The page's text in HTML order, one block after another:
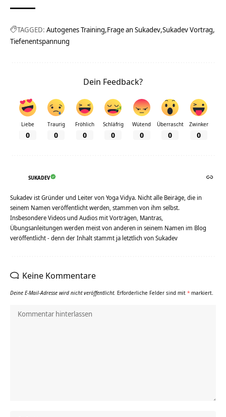
TAGGED: Autogenes Training Frage an Sukadev Sukadev Vortrag
Tiefenentspannung
Dein Feedback?
Liebe
0
Traurig
0
Fröhlich
0
Schläfrig
0
Wütend
0
Überrascht
0
Zwinker
0
SUKADEV
Sukadev ist Gründer und Leiter von Yoga Vidya. Nicht alle Beiräge, die in
seinem Namen veröffentlicht werden, stammen von ihm selbst.
Insbesondere Videos und Audios mit Vorträgen, Mantras,
Übungsanleitungen werden meist von anderen in seinem Namen im Blog
veröffentlicht - denn der Inhalt stammt ja letztlich von Sukadev
Keine Kommentare
Deine E-Mail-Adresse wird nicht veröffentlicht. Erforderliche Felder sind mit * markiert.